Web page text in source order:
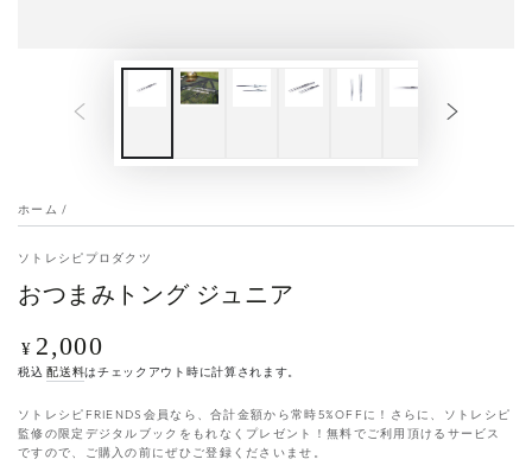
ホーム /
ソトレシピプロダクツ
おつまみトング ジュニア
定
価
¥ 2,000
税込配送料はチェックアウト時に計算されます。
ソトレシピFRIENDS会員なら、合計金額から常時5%OFFに！さらに、ソトレシピ
監修の限定デジタルブックをもれなくプレゼント！無料でご利用頂けるサービス
ですので、ご購入の前にぜひご登録くださいませ。